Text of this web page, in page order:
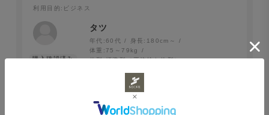
利用目的 :ビジネス
タツ
年代:60代 身長: 180cm～
体重: 75～79kg
体型:標準型（平均的な体型）
シルクではなく、ウールで落ち着いた光沢感がありま
す。ボリュームがあるのでノットのディンプルがきれい